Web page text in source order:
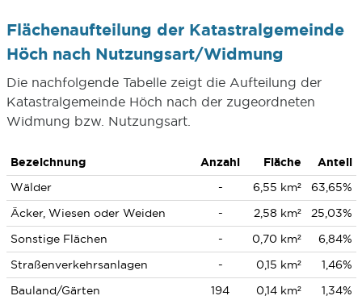
Flächenaufteilung der Katastralgemeinde
Höch nach Nutzungsart/Widmung
Die nachfolgende Tabelle zeigt die Aufteilung der
Katastralgemeinde Höch nach der zugeordneten
Widmung bzw. Nutzungsart.
Bezeichnung Anzahl Fläche
Anteil
Wälder
- 6,55 km²
63,65%
Äcker, Wiesen oder Weiden
- 2,58 km²
25,03%
Sonstige Flächen
- 0,70 km²
6,84%
Straßenverkehrsanlagen
- 0,15 km²
1,46%
Bauland/Gärten
194 0,14 km² 1,34%